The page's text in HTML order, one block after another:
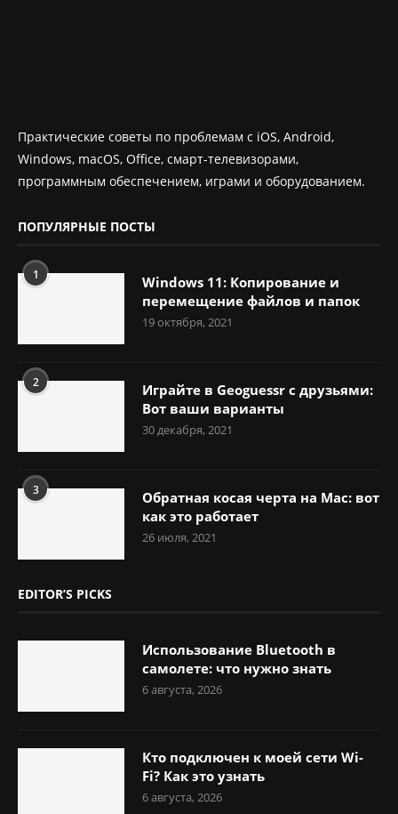
Практические советы по проблемам с iOS, Android,
Windows, macOS, Office, смарт-телевизорами,
программным обеспечением, играми и оборудованием.
ПОПУЛЯРНЫЕ ПОСТЫ
1
Windows 11: Копирование и
перемещение файлов и папок
19 октября, 2021
2
Играйте в Geoguessr с друзьями:
Вот ваши варианты
30 декабря, 2021
3
Обратная косая черта на Mac: вот
как это работает
26 июля, 2021
EDITOR’S PICKS
Использование Bluetooth в
самолете: что нужно знать
6 августа, 2026
Кто подключен к моей сети Wi-
Fi? Как это узнать
6 августа, 2026